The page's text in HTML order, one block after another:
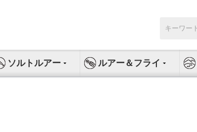
索:
ソルトルアー ルアー＆フライ